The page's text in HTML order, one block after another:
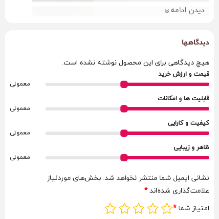
دیدن ادامه
دیدگاهها
هیچ دیدگاهی برای این محصول نوشته نشده است.
قیمت و ارزش خرید
معمولی
قابلیت ها و امکانات
معمولی
کیفیت و کارایی
معمولی
ظاهر و زیبایی
معمولی
نشانی ایمیل شما منتشر نخواهد شد. بخش‌های موردنیاز
علامت‌گذاری شده‌اند *
امتیاز شما *